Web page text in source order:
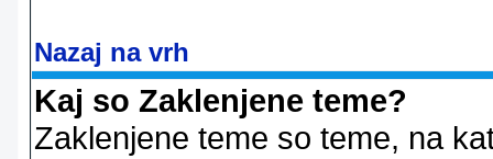
Nazaj na vrh
Kaj so Zaklenjene teme?
Zaklenjene teme so teme, na